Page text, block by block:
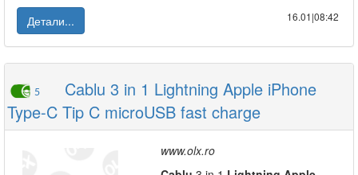
Детали...
16.01|08:42
5
Cablu 3 in 1 Lightning Apple iPhone
Type-C Tip C microUSB fast charge
www.olx.ro